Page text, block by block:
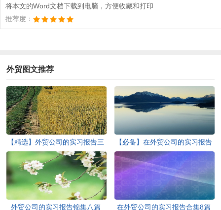
将本文的Word文档下载到电脑，方便收藏和打印
推荐度：
外贸图文推荐
【精选】外贸公司的实习报告三
篇
【必备】在外贸公司的实习报告
三篇
外贸公司的实习报告锦集八篇 在外贸公司的实习报告合集8篇